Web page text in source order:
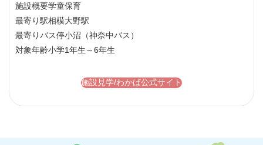
施設概要学童保育
最寄り駅相模大野駅
最寄りバス停小沼（神奈中バス）
対象年齢小学1年生～6年生
施設見学/わかば公式サイト